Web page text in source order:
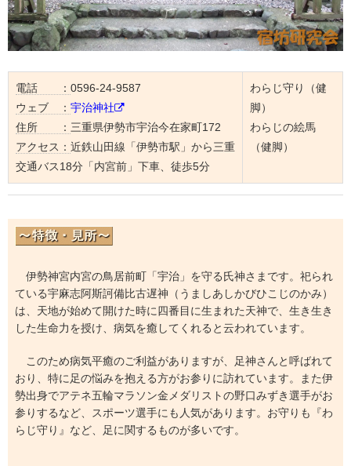
電話 ： 0596-24-9587
ウェブ ： 宇治神社
住所 ： 三重県伊勢市宇治今在家町172
アクセス： 近鉄山田線「伊勢市駅」から三重
交通バス18分「内宮前」下車、徒歩5分
わらじ守り（健
脚）
わらじの絵馬
（健脚）
伊勢神宮内宮の鳥居前町「宇治」を守る氏神さまです。祀られ
ている宇麻志阿斯訶備比古遅神（うましあしかびひこじのかみ）
は、天地が始めて開けた時に四番目に生まれた天神で、生き生き
した生命力を授け、病気を癒してくれると云われています。
このため病気平癒のご利益がありますが、足神さんと呼ばれて
おり、特に足の悩みを抱える方がお参りに訪れています。また伊
勢出身でアテネ五輪マラソン金メダリストの野口みずき選手がお
参りするなど、スポーツ選手にも人気があります。お守りも『わ
らじ守り』など、足に関するものが多いです。